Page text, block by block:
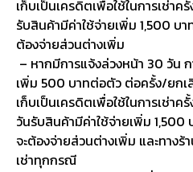
เก็บเป็นเครดิตเพื่อใช้ในการเช่า
รับสินค้ามีค่าใช้จ่ายเพิ่ม 1,500 บ
ต้องจ่ายส่วนต่างเพิ่ม
– หากมีการแจ้งล่วงหน้า 30 วัน
เพิ่ม 500 บาทต่อตัว ต่อครั้ง/ยกเ
เก็บเป็นเครดิตเพื่อใช้ในการเช่า
วันรับสินค้ามีค่าใช้จ่ายเพิ่ม
จะต้องจ่ายส่วนต่างเพิ่ม และทาง
เช่าทุกกรณี